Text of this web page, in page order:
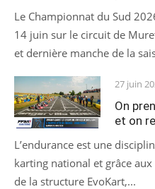
Le Championnat du Sud
14 juin sur le circuit de
et dernière manche de la
Posted
on
27 juin
On
et on
L’endurance est une
karting national et grâce
de la structure EvoKart,...